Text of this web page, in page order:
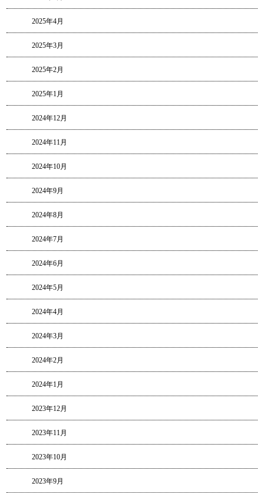
2025年4月
2025年3月
2025年2月
2025年1月
2024年12月
2024年11月
2024年10月
2024年9月
2024年8月
2024年7月
2024年6月
2024年5月
2024年4月
2024年3月
2024年2月
2024年1月
2023年12月
2023年11月
2023年10月
2023年9月